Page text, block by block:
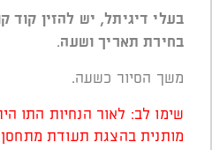
בעלי דיגיתל, יש להזין קוד
בחירת תאריך ושעה.
משך הסיור כשעה.
שימו לב: לאור הנחיות התו
מותנית בהצגת תעודת